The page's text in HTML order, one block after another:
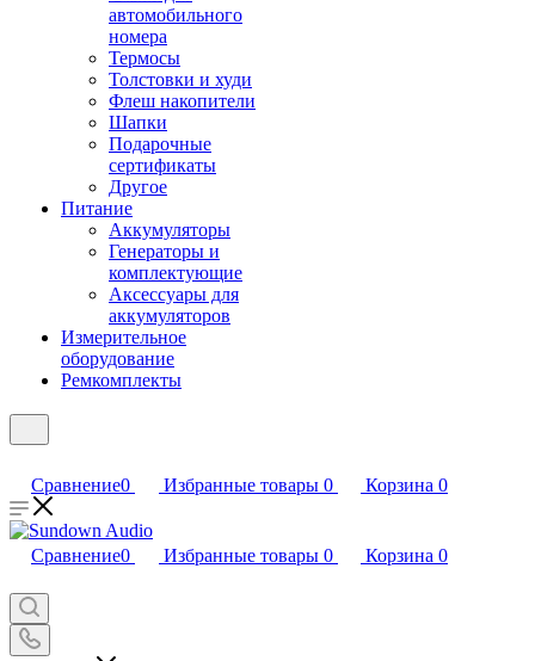
автомобильного
номера
Термосы
Толстовки и худи
Флеш накопители
Шапки
Подарочные
сертификаты
Другое
Питание
Аккумуляторы
Генераторы и
комплектующие
Аксессуары для
аккумуляторов
Измерительное
оборудование
Ремкомплекты
Сравнение0 Избранные товары 0 Корзина 0
Сравнение0 Избранные товары 0 Корзина 0